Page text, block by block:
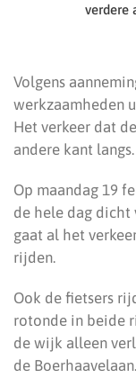
verdere
Volgens
werkzaamheden
Het verkeer dat
andere kant langs.
Op maandag 19
de hele dag dicht
gaat al het
rijden.
Ook de fietsers
rotonde in beide
de wijk alleen
de Boerhaavelaan.